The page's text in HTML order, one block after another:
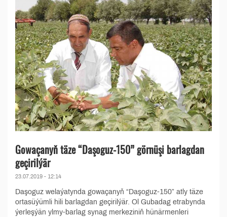
Gowaçanyň täze “Daşoguz-150” görnüşi barlagdan
geçirilýär
23.07.2019 - 12:14
Daşoguz welaýatynda gowaçanyň “Daşoguz-150” atly täze
ortasüýümli hili barlagdan geçirilýär. Ol Gubadag etrabynda
ýerleşýän ylmy-barlag synag merkeziniň hünärmenleri